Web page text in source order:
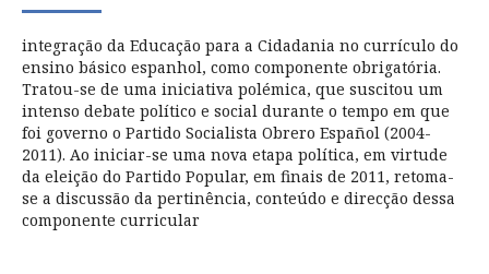
integração da Educação para a Cidadania no currículo do
ensino básico espanhol, como componente obrigatória.
Tratou-se de uma iniciativa polémica, que suscitou um
intenso debate político e social durante o tempo em que
foi governo o Partido Socialista Obrero Español (2004-
2011). Ao iniciar-se uma nova etapa política, em virtude
da eleição do Partido Popular, em finais de 2011, retoma-
se a discussão da pertinência, conteúdo e direcção dessa
componente curricular